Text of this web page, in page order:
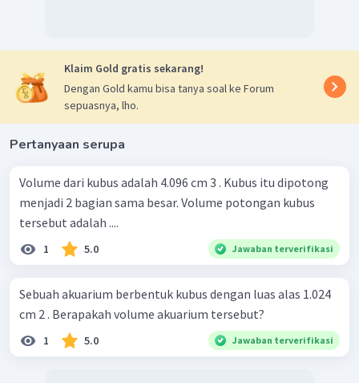
Klaim Gold gratis sekarang!
Dengan Gold kamu bisa tanya soal ke Forum
sepuasnya, lho.
Pertanyaan serupa
Volume dari kubus adalah 4.096 cm 3 . Kubus itu dipotong
menjadi 2 bagian sama besar. Volume potongan kubus
tersebut adalah ....
1 5.0 Jawaban terverifikasi
Sebuah akuarium berbentuk kubus dengan luas alas 1.024
cm 2 . Berapakah volume akuarium tersebut?
1 5.0 Jawaban terverifikasi